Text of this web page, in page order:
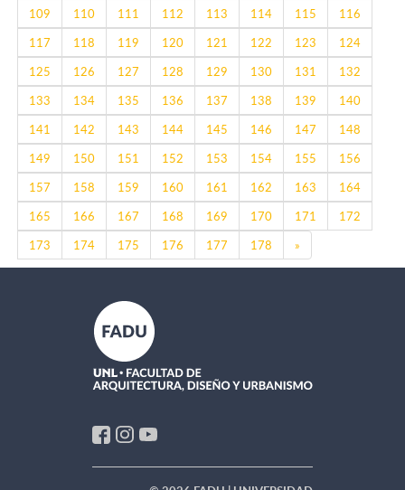
109
110 111 112 113 114 115
116
117
118 119 120 121 122 123
124
125
126 127 128 129 130 131
132
133
134 135 136 137 138 139
140
141
142 143 144 145 146 147
148
149
150 151 152 153 154 155
156
157
158 159 160 161 162 163
164
165
166 167 168 169 170 171
172
173
174 175 176 177 178 »